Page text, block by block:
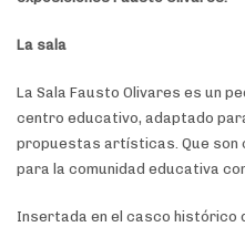
La sala
La Sala Fausto Olivares es un
centro educativo, adaptado
propuestas artísticas. Que son
para la comunidad educativa
Insertada en el casco histórico